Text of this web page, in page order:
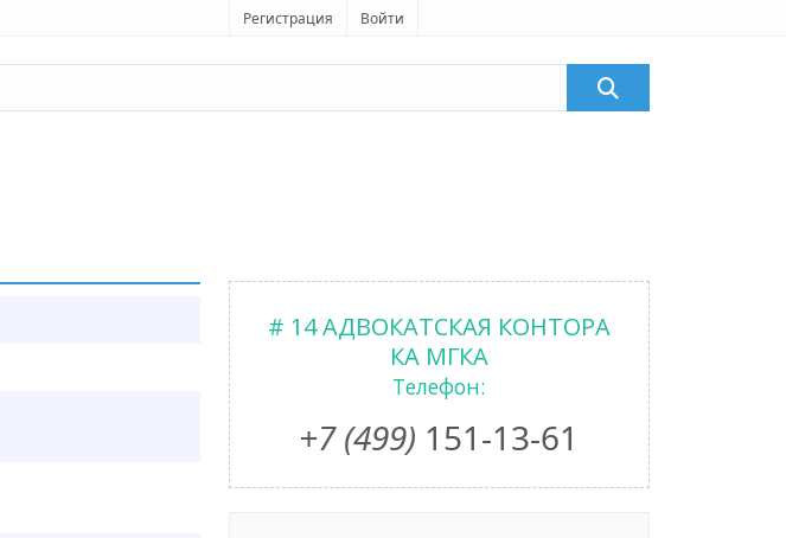
Регистрация Войти
# 14 АДВОКАТСКАЯ КОНТОРА
КА МГКА
Телефон:
+7 (499) 151-13-61